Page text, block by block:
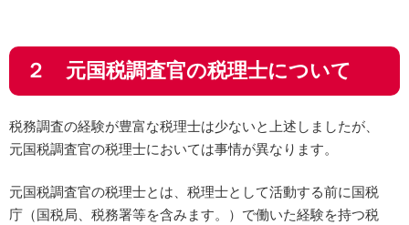
２ 元国税調査官の税理士について
税務調査の経験が豊富な税理士は少ないと上述しましたが、
元国税調査官の税理士においては事情が異なります。
元国税調査官の税理士とは、税理士として活動する前に国税
庁（国税局、税務署等を含みます。）で働いた経験を持つ税